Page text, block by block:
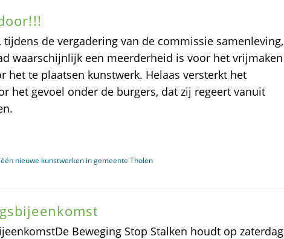
tijdens de vergadering van de commissie samenleving,
waarschijnlijk een meerderheid is voor het vrijmaken
het te plaatsen kunstwerk. Helaas versterkt het
het gevoel onder de burgers, dat zij regeert vanuit
nieuwe kunstwerken in gemeente Tholen
Beweging Stop Stalken houdt op zaterdag